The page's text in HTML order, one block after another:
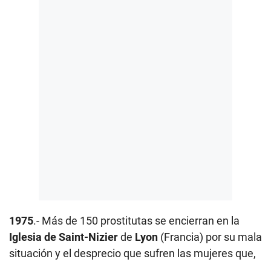
1975.- Más de 150 prostitutas se encierran en la
Iglesia de Saint-Nizierde Lyon (Francia) por su mala
situación y el desprecio que sufren las mujeres que,